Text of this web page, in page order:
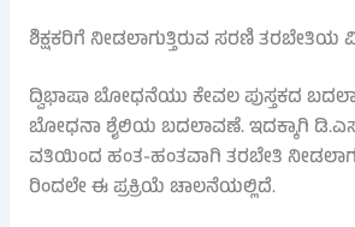
ಶಿಕ್ಷಕರಿಗೆ ನೀಡಲಾಗುತ್ತಿರುವ ಸರಣಿ ತರಬೇತಿಯ
ದ್ವಿಭಾಷಾ ಬೋಧನೆಯು ಕೇವಲ ಪುಸ್ತಕದ
ಬೋಧನಾ ಶೈಲಿಯ ಬದಲಾವಣೆ. ಇದಕ್ಕಾಗಿ
ವತಿಯಿಂದ ಹಂತ-ಹಂತವಾಗಿ ತರಬೇತಿ
ರಿಂದಲೇ ಈ ಪ್ರಕ್ರಿಯೆ ಚಾಲನೆಯಲ್ಲಿದೆ.